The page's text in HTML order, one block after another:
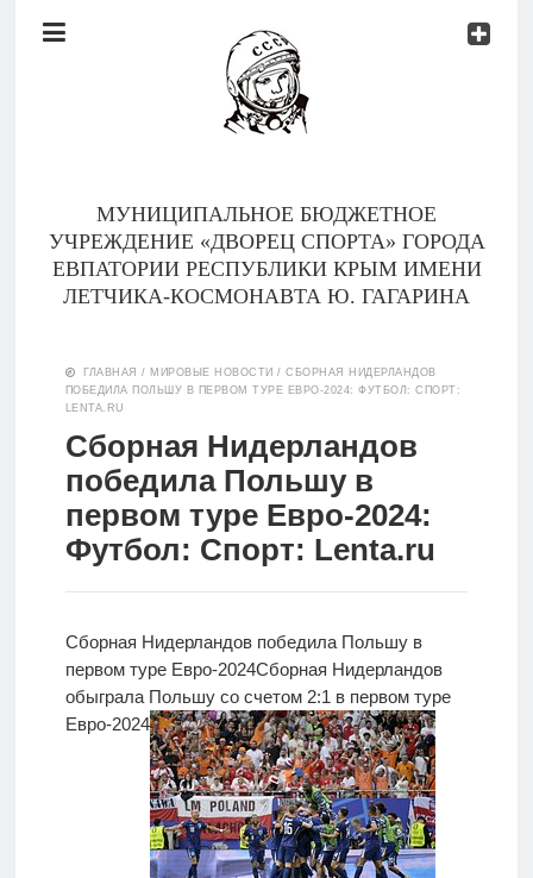
Документы
МУНИЦИПАЛЬНОЕ БЮДЖЕТНОЕ
УЧРЕЖДЕНИЕ «ДВОРЕЦ СПОРТА» ГОРОДА
ЕВПАТОРИИ РЕСПУБЛИКИ КРЫМ ИМЕНИ
ЛЕТЧИКА-КОСМОНАВТА Ю. ГАГАРИНА
Тренеры
Документы
Контакты
О
нас
Версия для
слабовидящих
ГЛАВНАЯ / МИРОВЫЕ НОВОСТИ /СБОРНАЯ НИДЕРЛАНДОВ
ПОБЕДИЛА ПОЛЬШУ В ПЕРВОМ ТУРЕ ЕВРО-2024: ФУТБОЛ: СПОРТ:
LENTA.RU
Сборная Нидерландов
победила Польшу в
первом туре Евро-2024:
Футбол: Спорт: Lenta.ru
Сборная Нидерландов победила Польшу в
первом туре Евро-2024Сборная Нидерландов
обыграла Польшу со счетом 2:1 в первом туре
Евро-2024